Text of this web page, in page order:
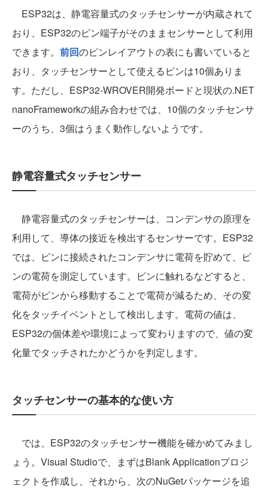
ESP32は、静電容量式のタッチセンサーが内蔵されて
おり、ESP32のピン端子がそのままセンサーとして利用
できます。 前回のピンレイアウトの表にも書いていると
おり、タッチセンサーとして使えるピンは10個ありま
す。ただし、ESP32-WROVER開発ボードと現状の.NET
nanoFrameworkの組み合わせでは、10個のタッチセンサ
ーのうち、3個はうまく動作しないようです。
静電容量式タッチセンサー
静電容量式のタッチセンサーは、コンデンサの原理を
利用して、導体の接近を検出するセンサーです。ESP32
では、ピンに接続されたコンデンサに電荷を貯めて、ピ
ンの電荷を測定しています。ピンに触れるなどすると、
電荷がピンから移動することで電荷が減るため、その変
化をタッチイベントとして検出します。電荷の値は、
ESP32の個体差や環境によって変わりますので、値の変
化量でタッチされたかどうかを判定します。
タッチセンサーの基本的な使い方
では、ESP32のタッチセンサー機能を確かめてみまし
ょう。Visual Studioで、まずはBlank Applicationプロジ
ェクトを作成し、それから、次のNuGetパッケージを追